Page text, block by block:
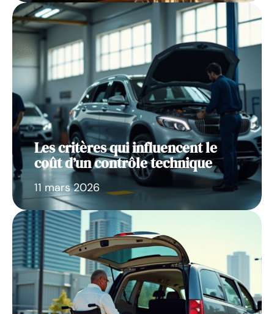
Les critères qui influencent le
coût d’un contrôle technique
11 mars 2026